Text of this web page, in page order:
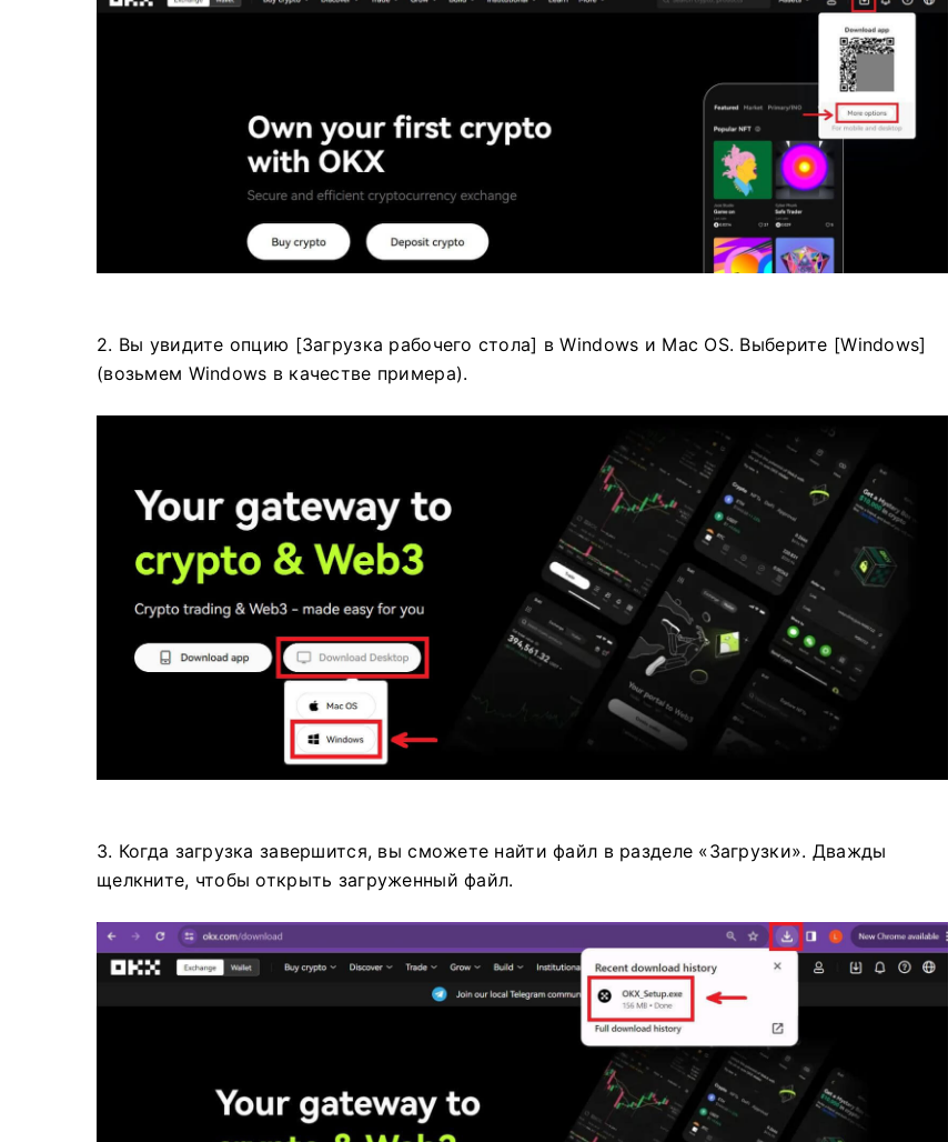
2. Вы увидите опцию [Загрузка рабочего стола] в Windows и Mac OS. Выберите [Windows]
(возьмем Windows в качестве примера).
3. Когда загрузка завершится, вы сможете найти файл в разделе «Загрузки». Дважды
щелкните, чтобы открыть загруженный файл.